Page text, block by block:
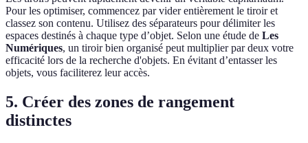
Pour les optimiser, commencez par vider entièrement le tiroir et
classez son contenu. Utilisez des séparateurs pour délimiter les
espaces destinés à chaque type d’objet. Selon une étude de Les
Numériques, un tiroir bien organisé peut multiplier par deux votre
efficacité lors de la recherche d'objets. En évitant d’entasser les
objets, vous faciliterez leur accès.
5. Créer des zones de rangement
distinctes